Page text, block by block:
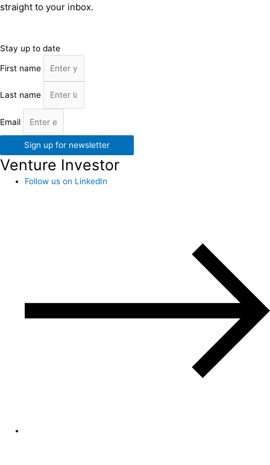
straight to your inbox.
Stay up to date
First name
Last name
Email
Sign up for newsletter
Venture Investor
Follow us on LinkedIn